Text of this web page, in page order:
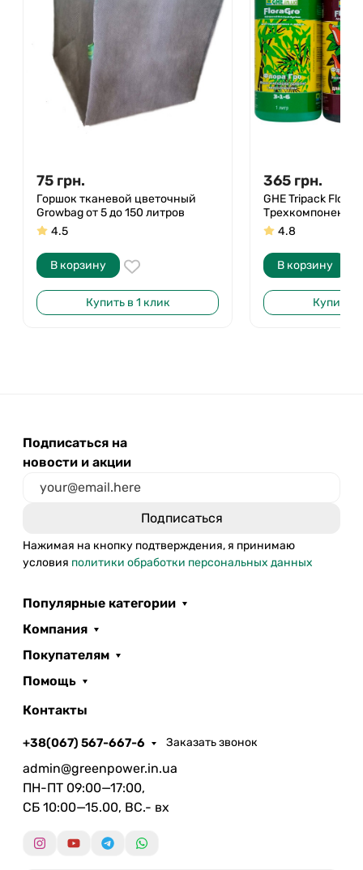
75 грн.
Горшок тканевой цветочный
Growbag от 5 до 150 литров
4.5
В корзину
Купить в 1 клик
365 грн.
GHE Tripack Flora
4.8
В корзину
Купить в
Подписаться на
новости и акции
Нажимая на кнопку подтверждения, я принимаю
условия политики обработки персональных данных
Популярные категории
Компания
Покупателям
Помощь
Контакты
+38(067) 567-667-6 Заказать звонок
admin@greenpower.in.ua
ПН-ПТ 09:00—17:00,
СБ 10:00—15.00, ВС.- вх